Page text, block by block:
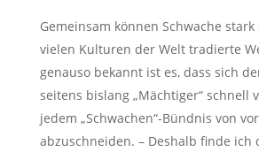
Gemeinsam können Schwache
vielen Kulturen der Welt tradierte
genauso bekannt ist es, dass sich
seitens bislang „Mächtiger“ schnell
jedem „Schwachen“-Bündnis von
abzuschneiden. – Deshalb finde ich